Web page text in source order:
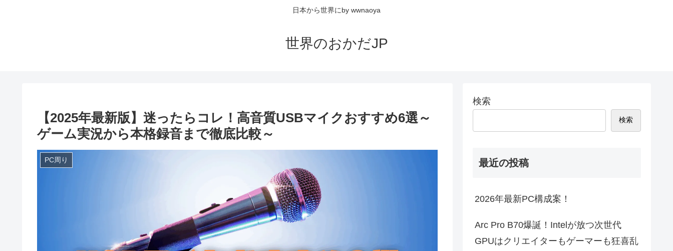
日本から世界にby wwnaoya
世界のおかだJP
【2025年最新版】迷ったらコレ！高音質USBマイクおすすめ6選～
ゲーム実況から本格録音まで徹底比較～
PC周り
検索
検索
最近の投稿
2026年最新PC構成案！
Arc Pro B70爆誕！Intelが放つ次世代
GPUはクリエイターもゲーマーも狂喜乱